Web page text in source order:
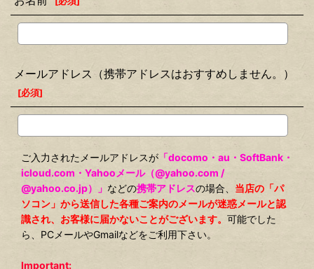
メールアドレス（携帯アドレスはおすすめしません。）
[必須]
ご入力されたメールアドレスが 「docomo・au・SoftBank・
icloud.com・Yahooメール（@yahoo.com /
@yahoo.co.jp）」 などの携帯アドレスの場合、 当店の「パ
ソコン」から送信した各種ご案内のメールが迷惑メールと認
識され、お客様に届かないことがございます。 可能でした
ら、PCメールやGmailなどをご利用下さい。
Important: